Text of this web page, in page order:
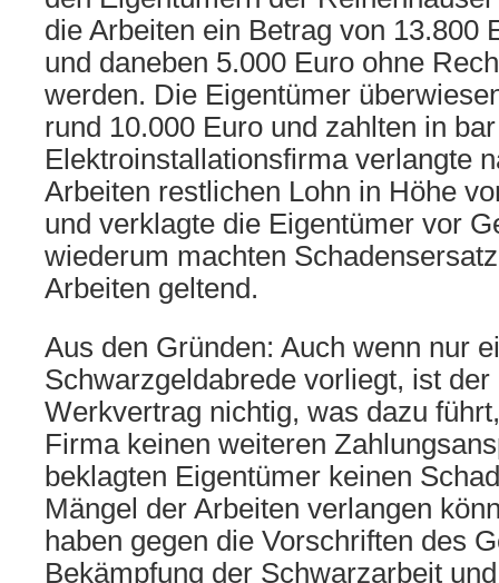
die Arbeiten ein Betrag von 13.800
und daneben 5.000 Euro ohne
werden. Die Eigentümer
rund 10.000 Euro und zahlten in
Elektroinstallationsfirma verlangte
Arbeiten restlichen Lohn in Höhe
und verklagte die Eigentümer vor
wiederum machten
Arbeiten geltend.
Aus den Gründen: Auch wenn nur
Schwarzgeldabrede vorliegt, ist der
Werkvertrag nichtig, was dazu
Firma keinen weiteren
beklagten Eigentümer keinen
Mängel der Arbeiten verlangen
haben gegen die Vorschriften des
Bekämpfung der Schwarzarbeit